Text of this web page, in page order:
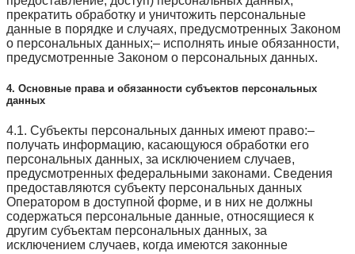
прекратить обработку и уничтожить персональные
данные в порядке и случаях, предусмотренных Законом
о персональных данных;– исполнять иные обязанности,
предусмотренные Законом о персональных данных.
4. Основные права и обязанности субъектов персональных
данных
4.1. Субъекты персональных данных имеют право:–
получать информацию, касающуюся обработки его
персональных данных, за исключением случаев,
предусмотренных федеральными законами. Сведения
предоставляются субъекту персональных данных
Оператором в доступной форме, и в них не должны
содержаться персональные данные, относящиеся к
другим субъектам персональных данных, за
исключением случаев, когда имеются законные